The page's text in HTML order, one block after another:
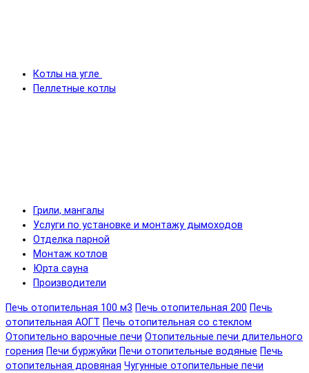
Котлы на угле
Пеллетные котлы
Грили, мангалы
Услуги по установке и монтажу дымоходов
Отделка парной
Монтаж котлов
Юрта сауна
Производители
Печь отопительная 100 м3 Печь отопительная 200 Печь
отопительная АОГТ Печь отопительная со стеклом
Отопительно варочные печи Отопительные печи длительного
горения Печи буржуйки Печи отопительные водяные Печь
отопительная дровяная Чугунные отопительные печи